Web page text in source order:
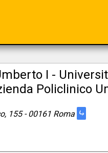
I -
Policlinico
155 - 00161 Roma ⤷